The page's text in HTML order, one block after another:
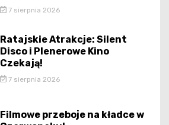
7 sierpnia 2026
Ratajskie Atrakcje: Silent
Disco i Plenerowe Kino
Czekają!
7 sierpnia 2026
Filmowe przeboje na kładce w